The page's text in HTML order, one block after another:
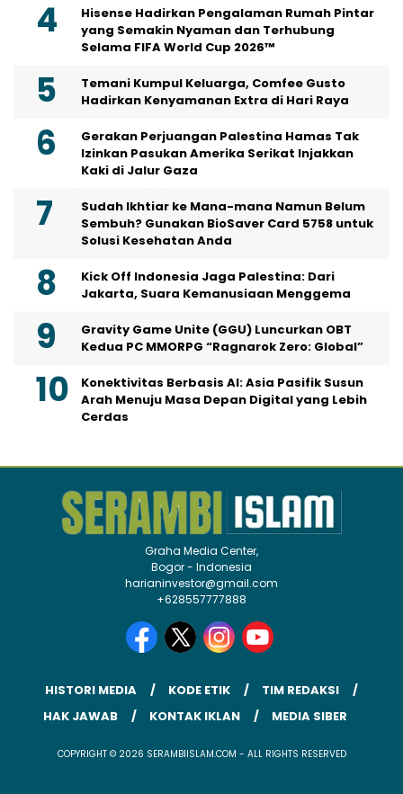
Hisense Hadirkan Pengalaman Rumah Pintar
yang Semakin Nyaman dan Terhubung
Selama FIFA World Cup 2026™
Temani Kumpul Keluarga, Comfee Gusto
Hadirkan Kenyamanan Extra di Hari Raya
Gerakan Perjuangan Palestina Hamas Tak
Izinkan Pasukan Amerika Serikat Injakkan
Kaki di Jalur Gaza
Sudah Ikhtiar ke Mana-mana Namun Belum
Sembuh? Gunakan BioSaver Card 5758 untuk
Solusi Kesehatan Anda
Kick Off Indonesia Jaga Palestina: Dari
Jakarta, Suara Kemanusiaan Menggema
Gravity Game Unite (GGU) Luncurkan OBT
Kedua PC MMORPG “Ragnarok Zero: Global”
Konektivitas Berbasis AI: Asia Pasifik Susun
Arah Menuju Masa Depan Digital yang Lebih
Cerdas
Graha Media Center,
Bogor - Indonesia
harianinvestor@gmail.com
+628557777888
HISTORI MEDIA KODE ETIK
TIM REDAKSI
HAK JAWAB
KONTAK IKLAN MEDIA SIBER
COPYRIGHT © 2026 SERAMBIISLAM.COM - ALL RIGHTS RESERVED